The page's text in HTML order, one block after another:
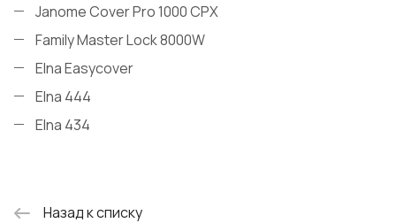
Janome Cover Pro 1000 CPX
Family Master Lock 8000W
Elna Easycover
Elna 444
Elna 434
Назад к списку